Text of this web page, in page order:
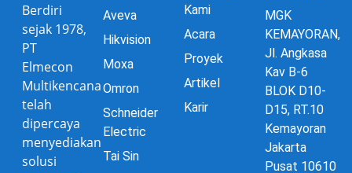
Berdiri
sejak 1978,
PT
Elmecon
Multikencana
telah
dipercaya
menyediakan
solusi
Aveva
Hikvision
Moxa
Omron
Schneider
Electric
Tai Sin
Kami
Acara
Proyek
Artikel
Karir
MGK
KEMAYORAN,
Jl. Angkasa
Kav B-6
BLOK D10-
D15, RT.10
Kemayoran
Jakarta
Pusat 10610